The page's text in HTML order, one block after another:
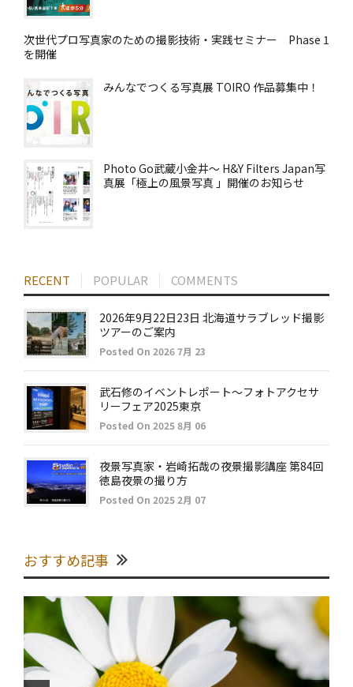
次世代プロ写真家のための撮影技術・実践セミナー Phase 1
を開催
みんなでつくる写真展 TOIRO 作品募集中！
Photo Go武蔵小金井～ H&Y Filters Japan写
真展「極上の風景写真 」開催のお知らせ
RECENT POPULAR COMMENTS
2026年9月22日23日 北海道サラブレッド撮影
ツアーのご案内
Posted On 2026 7月 23
武石修のイベントレポート～フォトアクセサ
リーフェア2025東京
Posted On 2025 8月 06
夜景写真家・岩崎拓哉の夜景撮影講座 第84回
徳島夜景の撮り方
Posted On 2025 2月 07
おすすめ記事